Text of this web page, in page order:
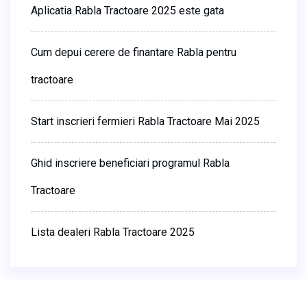
Aplicatia Rabla Tractoare 2025 este gata
Cum depui cerere de finantare Rabla pentru
tractoare
Start inscrieri fermieri Rabla Tractoare Mai 2025
Ghid inscriere beneficiari programul Rabla
Tractoare
Lista dealeri Rabla Tractoare 2025